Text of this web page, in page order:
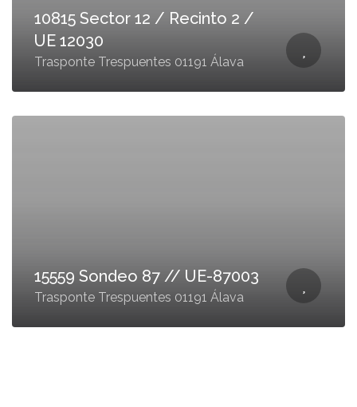
10815 Sector 12 / Recinto 2 /
UE 12030
Trasponte Trespuentes 01191 Álava
15559 Sondeo 87 // UE-87003
Trasponte Trespuentes 01191 Álava